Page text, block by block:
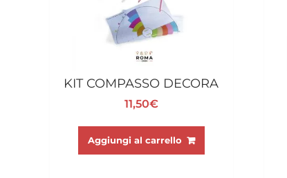
KIT COMPASSO DECORA
11,50€
Aggiungi al carrello